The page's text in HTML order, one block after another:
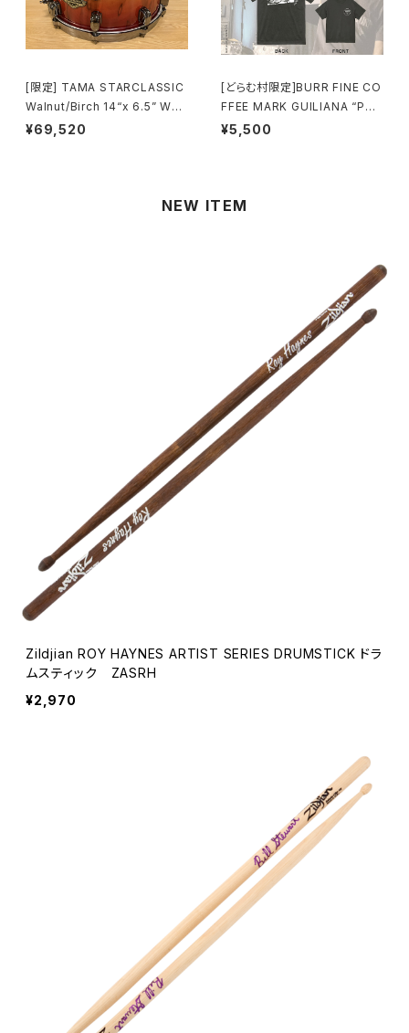
[限定] TAMA STARCLASSIC
Walnut/Birch 14“x 6.5” WBS
S65BB-VBF Vermillion Bos
¥69,520
[どらむ村限定]BURR FINE CO
FFEE MARK GUILIANA “PO
WER BEATS” TEE
¥5,500
NEW ITEM
Zildjian ROY HAYNES ARTIST SERIES DRUMSTICK ドラ
ムスティック ZASRH
¥2,970